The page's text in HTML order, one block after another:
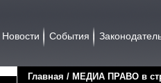
Новости События
Главная / МЕДИА ПРАВО в